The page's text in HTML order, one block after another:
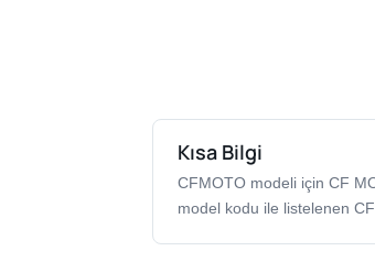
Kısa Bilgi
CFMOTO modeli için CF
model kodu ile listelenen